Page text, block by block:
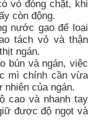
vỏ đóng chặt, khi
còn động.
nước gạo để loại
tách vỏ và thận
ngán.
bún và ngán, việc
mì chính cần vừa
nhiên của ngán.
cao và nhanh tay
được độ ngọt và